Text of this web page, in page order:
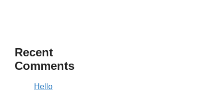
Recent
Comments
Hello